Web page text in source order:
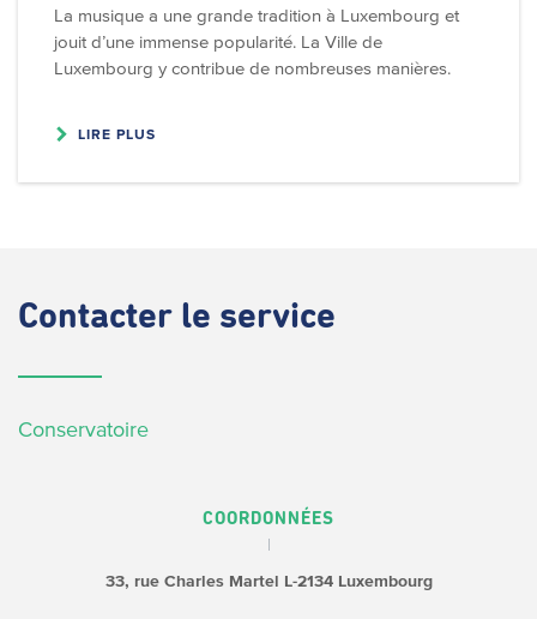
La musique a une grande tradition à Luxembourg et
jouit d’une immense popularité. La Ville de
Luxembourg y contribue de nombreuses manières.
LIRE PLUS
Contacter le service
Conservatoire
COORDONNÉES
33, rue Charles Martel L-2134 Luxembourg